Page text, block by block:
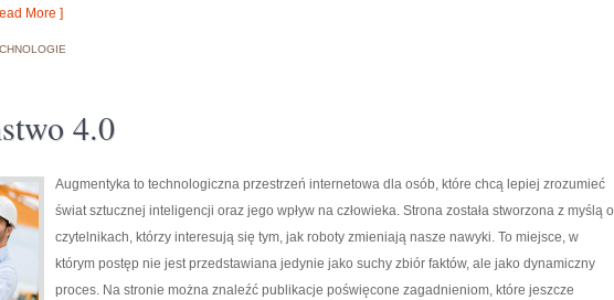
More ]
4.0
Augmentyka to technologiczna przestrzeń internetowa dla osób, które chcą lepiej zrozumieć
świat sztucznej inteligencji oraz jego wpływ na człowieka. Strona została stworzona z myślą o
czytelnikach, którzy interesują się tym, jak roboty zmieniają nasze nawyki. To miejsce, w
którym postęp nie jest przedstawiana jedynie jako suchy zbiór faktów, ale jako dynamiczny
proces. Na stronie można znaleźć publikacje poświęcone zagadnieniom, które jeszcze